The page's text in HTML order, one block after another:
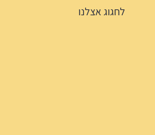
לחגוג אצלנו